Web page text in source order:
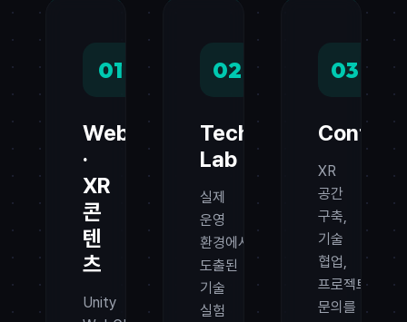
01
WebGL
·
XR
콘
텐
츠
Unity
02
Tech
Lab
실제
운영
환경에서
도출된
기술
실험
03
Contact
XR
공간
구축,
기술
협업,
프로젝트
문의를